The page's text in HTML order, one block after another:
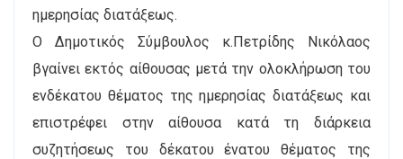
ημερησίας διατάξεως.
Ο Δημοτικός Σύμβουλος κ.Πετρίδης Νικόλαος
βγαίνει εκτός αίθουσας μετά την ολοκλήρωση του
ενδέκατου θέματος της ημερησίας διατάξεως και
επιστρέφει στην αίθουσα κατά τη διάρκεια
συζητήσεως του δέκατου ένατου θέματος της